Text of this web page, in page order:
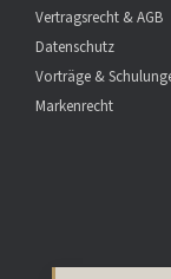
Vertragsrecht & AGB
Datenschutz
Vorträge &
Markenrecht